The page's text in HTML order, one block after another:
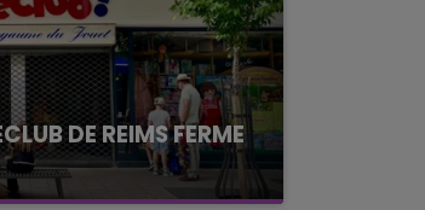
DE REIMS FERME
du centre-ville